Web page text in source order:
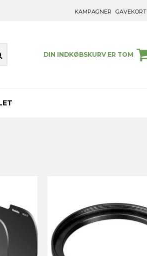
KAMPAGNER GAVEKORT
DIN INDKØBSKURV ER TOM